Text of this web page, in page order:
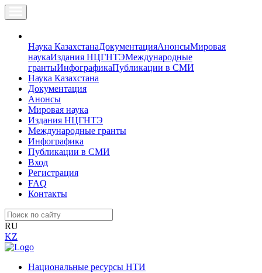
Наука КазахстанаДокументацияАнонсыМировая
наукаИздания НЦГНТЭМеждународные
грантыИнфографикаПубликации в СМИ
Наука Казахстана
Документация
Анонсы
Мировая наука
Издания НЦГНТЭ
Международные гранты
Инфографика
Публикации в СМИ
Вход
Регистрация
FAQ
Контакты
RU
KZ
Национальные ресурсы НТИ